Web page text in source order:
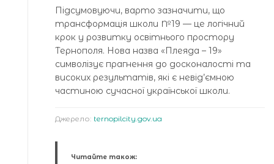
Підсумовуючи, варто зазначити, що
трансформація школи №19 — це логічний
крок у розвитку освітнього простору
Тернополя. Нова назва «Плеяда – 19»
символізує прагнення до досконалості та
високих результатів, які є невід’ємною
частиною сучасної української школи.
Джерело: ternopilcity.gov.ua
Читайте також: